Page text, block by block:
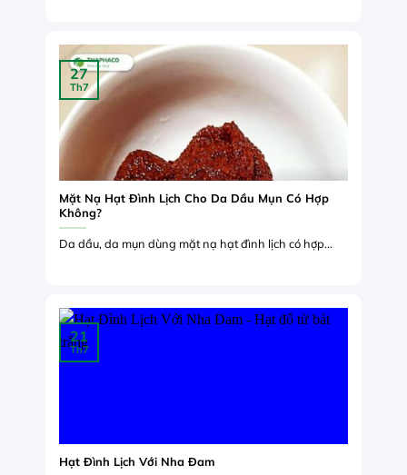
Mặt Nạ Hạt Đình Lịch Cho Da Dầu Mụn Có Hợp
Không?
Da dầu, da mụn dùng mặt nạ hạt đình lịch có hợp...
27
Th7
Hạt Đình Lịch Với Nha Đam
21
Th7